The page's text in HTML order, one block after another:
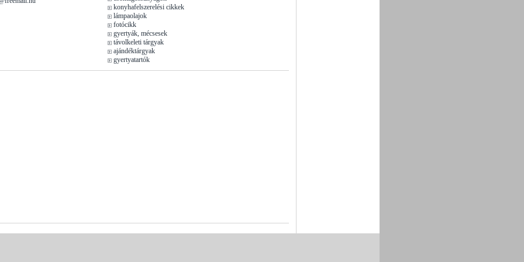
konyhafelszerelési cikkek
lámpaolajok
fotócikk
gyertyák, mécsesek
távolkeleti tárgyak
ajándéktárgyak
gyertyatartók